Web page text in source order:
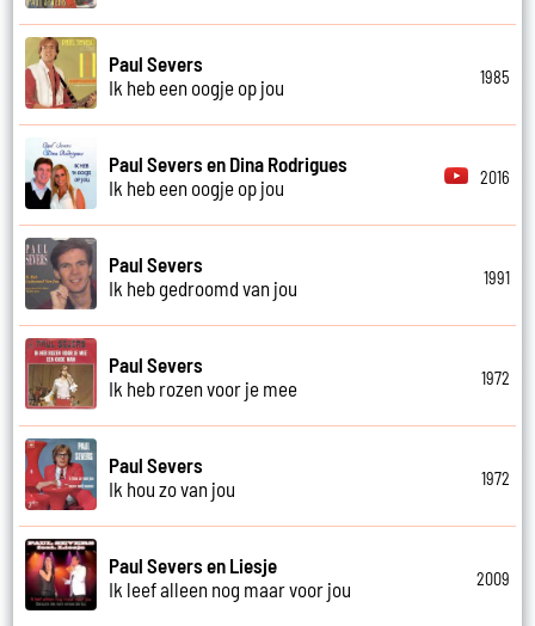
Paul Severs
Ik heb een oogje op jou
1985
Paul Severs en Dina Rodrigues
Ik heb een oogje op jou
2016
Paul Severs
Ik heb gedroomd van jou
1991
Paul Severs
Ik heb rozen voor je mee
1972
Paul Severs
Ik hou zo van jou
1972
Paul Severs en Liesje
Ik leef alleen nog maar voor jou
2009